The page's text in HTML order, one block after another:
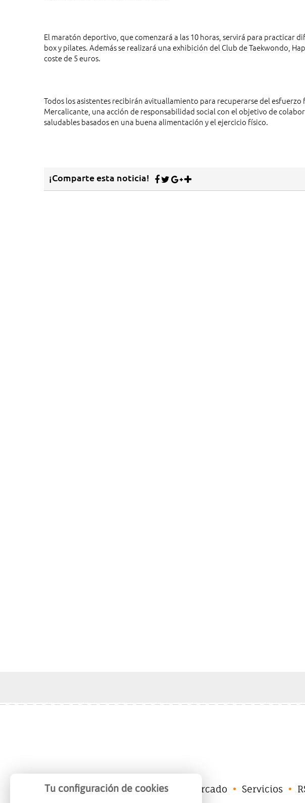
El maratón deportivo, que comenzará a las 10 horas, servirá para practicar
box y pilates. Además se realizará una exhibición del Club de Taekwondo,
coste de 5 euros.
Todos los asistentes recibirán avituallamiento para recuperarse del
Mercalicante, una acción de responsabilidad social con el objetivo de
saludables basados en una buena alimentación y el ejercicio físico.
¡Comparte esta noticia!
Mercalicante Empresas Mercado Servicios
Tu configuración de cookies